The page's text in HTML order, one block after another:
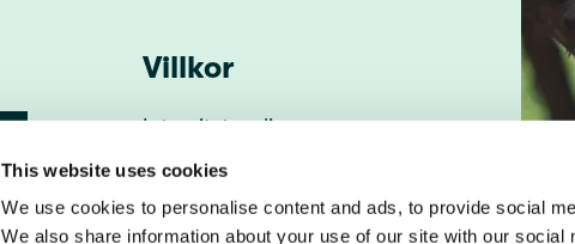
This website uses cookies
We use cookies to personalise content and ads, to provide social
We also share information about your use of our site with our social
Villkor
Integritetspolicy
Användning av kakor